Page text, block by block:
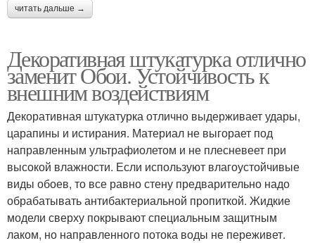
читать дальше →
Декоративная штукатурка отлично
заменит Обои. Устойчивость к
внешним воздействиям
Декоративная штукатурка отлично выдерживает удары,
царапины и истирания. Материал не выгорает под
направленным ультрафиолетом и не плесневеет при
высокой влажности. Если используют влагоустойчивые
виды обоев, то все равно стену предварительно надо
обрабатывать антибактериальной пропиткой. Жидкие
модели сверху покрывают специальным защитным
лаком, но направленного потока воды не переживет.